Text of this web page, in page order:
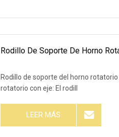
Rodillo De Soporte De Horno
Rodillo de soporte del horno
rotatorio con eje: El rodill
LEER MÁS